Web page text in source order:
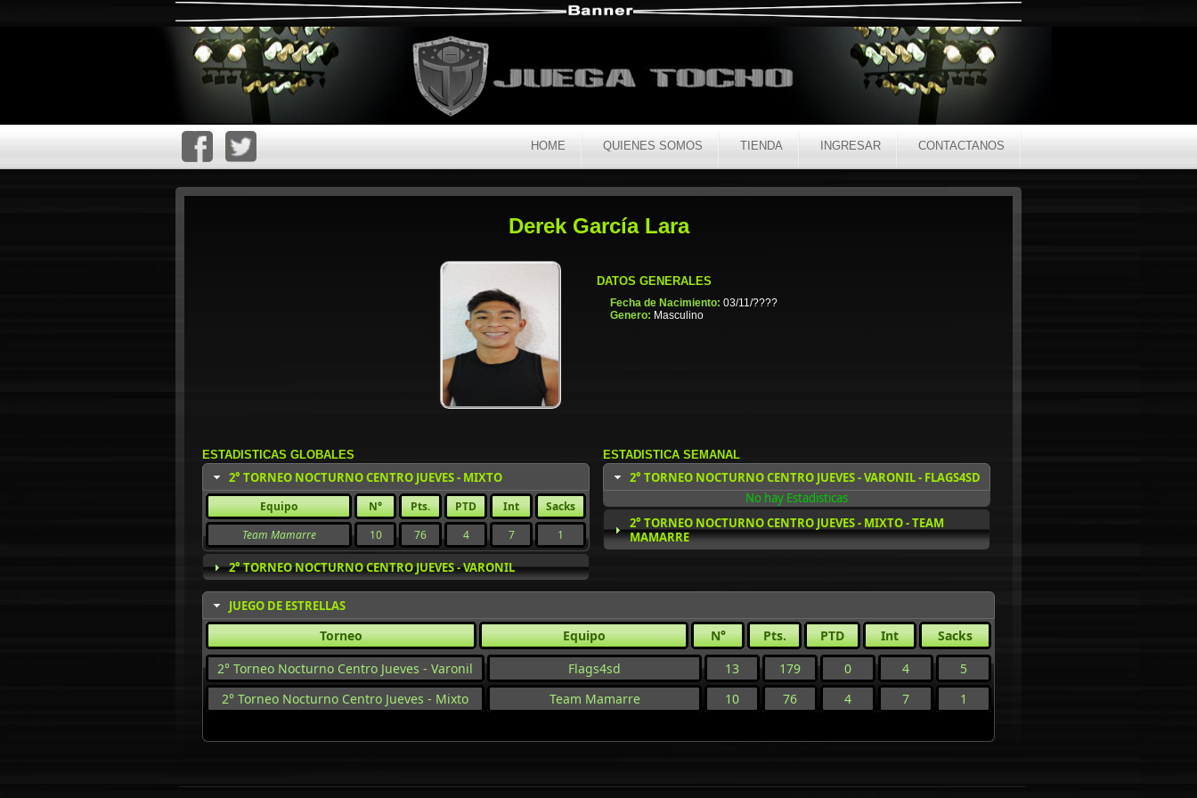
HOME QUIENES SOMOS TIENDA INGRESAR CONTACTANOS
Derek García Lara
DATOS GENERALES
Fecha de Nacimiento: 03/11/????
Genero: Masculino
ESTADISTICAS GLOBALES
2° TORNEO NOCTURNO CENTRO JUEVES - MIXTO
Equipo N° Pts. PTD Int
Sacks
Team Mamarre
10 76 4 7 1
2° TORNEO NOCTURNO CENTRO JUEVES - VARONIL
ESTADISTICA SEMANAL
2° TORNEO NOCTURNO CENTRO JUEVES - VARONIL - FLAGS4SD
No hay Estadisticas
2° TORNEO NOCTURNO CENTRO JUEVES - MIXTO - TEAM
MAMARRE
JUEGO DE ESTRELLAS
Torneo Equipo N° Pts. PTD Int
Sacks
2° Torneo Nocturno Centro Jueves - Varonil
Flags4sd 13 179 0 4
5
2° Torneo Nocturno Centro Jueves - Mixto
Team Mamarre 10 76 4 7 1